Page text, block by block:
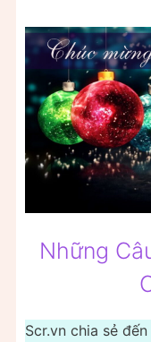
Những
Scr.vn chia sẻ